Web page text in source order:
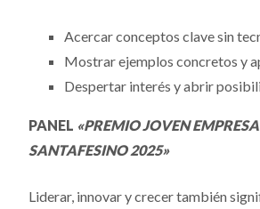
Acercar conceptos clave sin
Mostrar ejemplos concretos y
Despertar interés y abrir
PANEL «PREMIO JOVEN
SANTAFESINO 2025»
Liderar, innovar y crecer también